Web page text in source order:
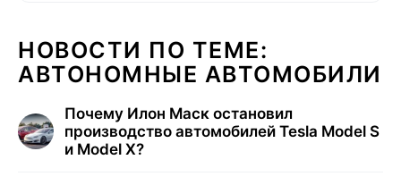
НОВОСТИ ПО ТЕМЕ:
АВТОНОМНЫЕ АВТОМОБИЛИ
Почему Илон Маск остановил
производство автомобилей Tesla Model S
и Model X?